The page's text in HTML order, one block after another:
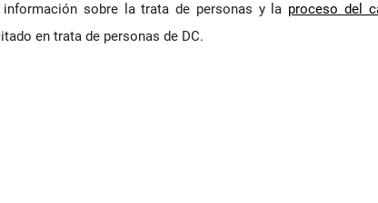
información sobre la trata de personas y la proceso del
en trata de personas de DC.